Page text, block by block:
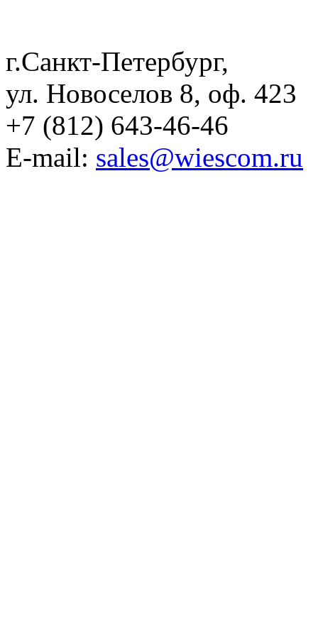
г.Санкт-Петербург,
ул. Новоселов 8, оф. 423
+7 (812) 643-46-46
E-mail: sales@wiescom.ru